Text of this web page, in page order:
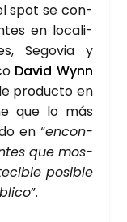
spot se con­
en loca­li­
Sego­via y
David Wynn
pro­duc­to en
que lo más
en “encon­
que mos­
posi­ble
”.